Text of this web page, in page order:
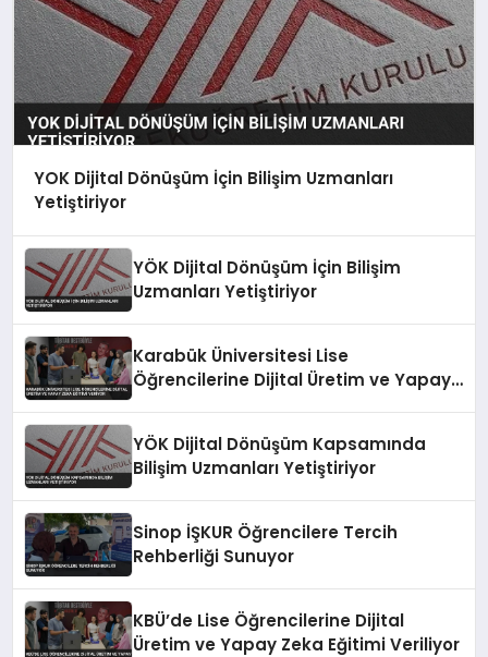
YOK Dijital Dönüşüm İçin Bilişim Uzmanları
Yetiştiriyor
YÖK Dijital Dönüşüm İçin Bilişim
Uzmanları Yetiştiriyor
Karabük Üniversitesi Lise
Öğrencilerine Dijital Üretim ve Yapay
YÖK Dijital Dönüşüm Kapsamında
Bilişim Uzmanları Yetiştiriyor
Sinop İŞKUR Öğrencilere Tercih
Rehberliği Sunuyor
KBÜ’de Lise Öğrencilerine Dijital
Üretim ve Yapay Zeka Eğitimi Veriliyor